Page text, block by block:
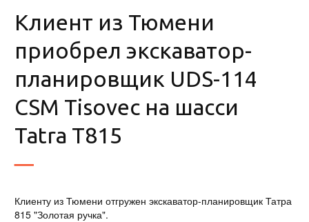
Клиент из Тюмени
приобрел экскаватор-
планировщик UDS-114
CSM Tisovec на шасси
Tatra T815
Клиенту из Тюмени отгружен экскаватор-планировщик Татра
815 "Золотая ручка".